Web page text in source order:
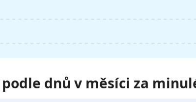
dnů v měsíci za